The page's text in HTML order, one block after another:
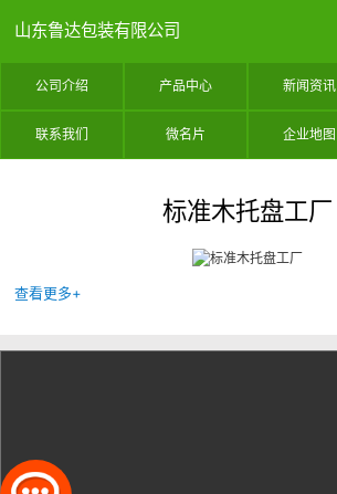
山东鲁达包装有限公司
公司介绍 产品中心 新闻资讯
联系我们 微名片 企业地图
标准木托盘工厂
查看更多+